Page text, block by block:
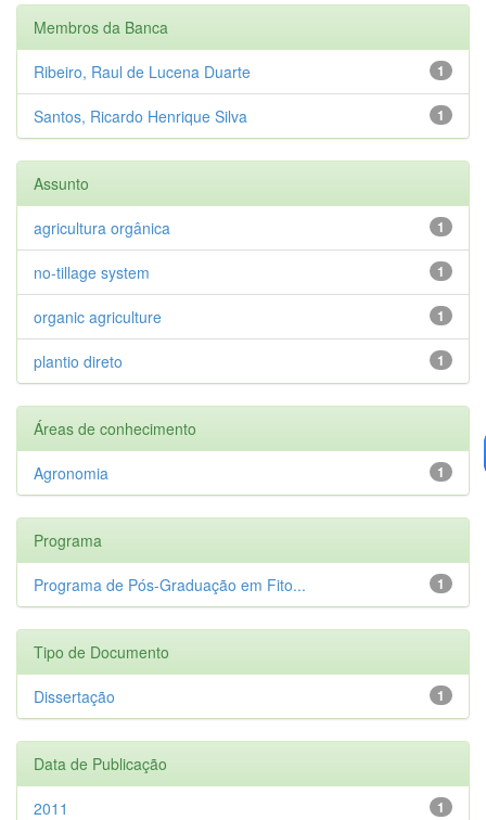
Membros da Banca
1
Ribeiro, Raul de Lucena Duarte
1
Santos, Ricardo Henrique Silva
Assunto
1
agricultura orgânica
1
no-tillage system
1
organic agriculture
1
plantio direto
Áreas de conhecimento
1
Agronomia
Programa
1
Programa de Pós-Graduação em Fito...
Tipo de Documento
1
Dissertação
Data de Publicação
1
2011